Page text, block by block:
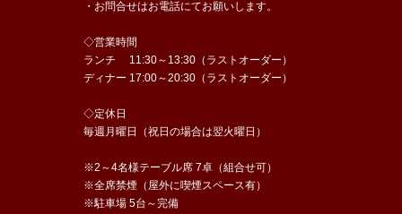
・お問合せはお電話にてお願いします。
◇営業時間
ランチ 11:30～13:30（ラストオーダー）
ディナー 17:00～20:30（ラストオーダー）
◇定休日
毎週月曜日（祝日の場合は翌火曜日）
※2～4名様テーブル席 7卓（組合せ可）
※全席禁煙（屋外に喫煙スペース有）
※駐車場 5台～完備